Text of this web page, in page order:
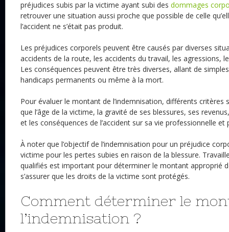
préjudices subis par la victime ayant subi des dommages
retrouver une situation aussi proche que possible de celle
l’accident ne s’était pas produit.
Les préjudices corporels peuvent être causés par diverses
accidents de la route, les accidents du travail, les agressions,
Les conséquences peuvent être très diverses, allant de
handicaps permanents ou même à la mort.
Pour évaluer le montant de l’indemnisation, différents critères
que l’âge de la victime, la gravité de ses blessures, ses
et les conséquences de l’accident sur sa vie professionnelle et
À noter que l’objectif de l’indemnisation pour un préjudice
victime pour les pertes subies en raison de la blessure.
qualifiés est important pour déterminer le montant approprié
s’assurer que les droits de la victime sont protégés.
Comment déterminer le
l’indemnisation ?